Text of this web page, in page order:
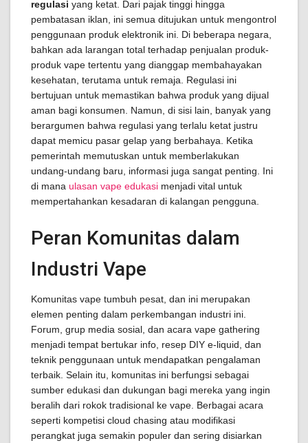
regulasi yang ketat. Dari pajak tinggi hingga
pembatasan iklan, ini semua ditujukan untuk mengontrol
penggunaan produk elektronik ini. Di beberapa negara,
bahkan ada larangan total terhadap penjualan produk-
produk vape tertentu yang dianggap membahayakan
kesehatan, terutama untuk remaja. Regulasi ini
bertujuan untuk memastikan bahwa produk yang dijual
aman bagi konsumen. Namun, di sisi lain, banyak yang
berargumen bahwa regulasi yang terlalu ketat justru
dapat memicu pasar gelap yang berbahaya. Ketika
pemerintah memutuskan untuk memberlakukan
undang-undang baru, informasi juga sangat penting. Ini
di mana ulasan vape edukasi menjadi vital untuk
mempertahankan kesadaran di kalangan pengguna.
Peran Komunitas dalam
Industri Vape
Komunitas vape tumbuh pesat, dan ini merupakan
elemen penting dalam perkembangan industri ini.
Forum, grup media sosial, dan acara vape gathering
menjadi tempat bertukar info, resep DIY e-liquid, dan
teknik penggunaan untuk mendapatkan pengalaman
terbaik. Selain itu, komunitas ini berfungsi sebagai
sumber edukasi dan dukungan bagi mereka yang ingin
beralih dari rokok tradisional ke vape. Berbagai acara
seperti kompetisi cloud chasing atau modifikasi
perangkat juga semakin populer dan sering disiarkan